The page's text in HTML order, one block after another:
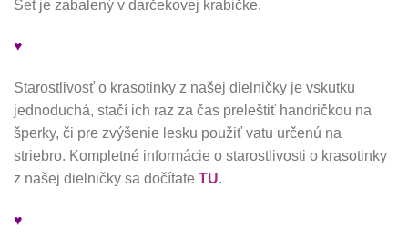
Set je zabalený v darčekovej krabičke.
♥
Starostlivosť o krasotinky z našej dielničky je vskutku
jednoduchá, stačí ich raz za čas preleštiť handričkou na
šperky, či pre zvýšenie lesku použiť vatu určenú na
striebro. Kompletné informácie o starostlivosti o krasotinky
z našej dielničky sa dočítate TU.
♥